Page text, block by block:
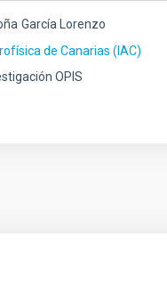
García Lorenzo
de Canarias (IAC)
OPIS